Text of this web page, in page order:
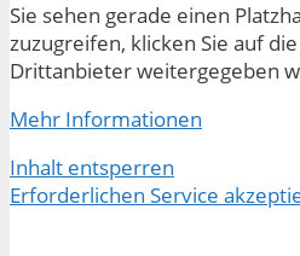
Sie sehen gerade einen
zuzugreifen, klicken Sie auf
Drittanbieter weitergegeben
Mehr Informationen
Inhalt entsperren
Erforderlichen Service